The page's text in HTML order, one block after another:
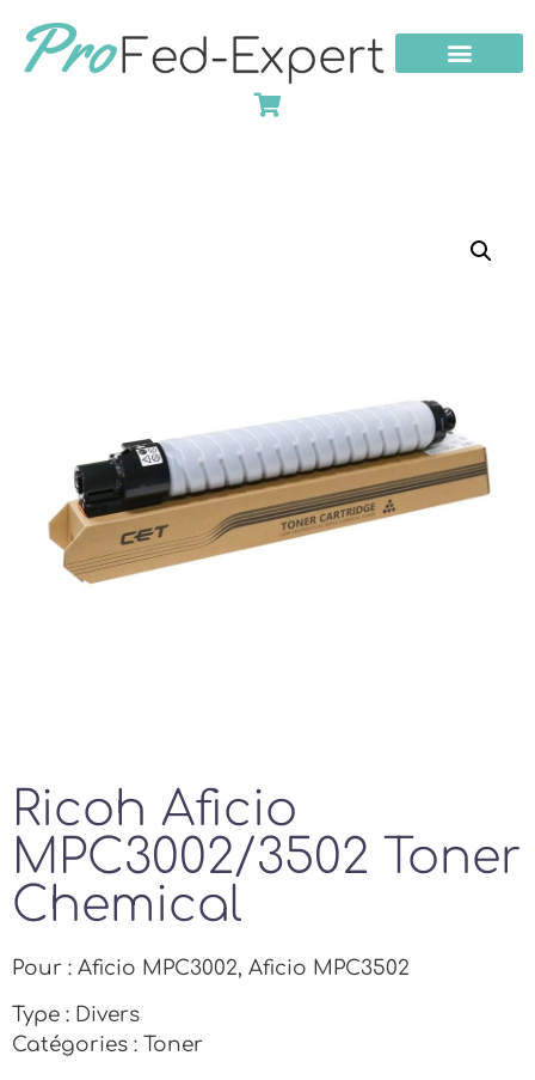
Ricoh Aficio
MPC3002/3502 Toner
Chemical
Pour : Aficio MPC3002, Aficio MPC3502
Type : Divers
Catégories : Toner